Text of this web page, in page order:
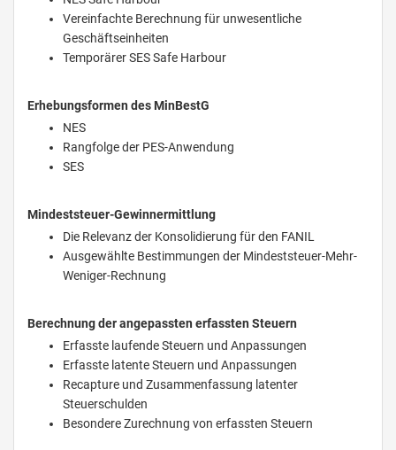
Vereinfachte Berechnung für unwesentliche
Geschäftseinheiten
Temporärer SES Safe Harbour
Erhebungsformen des MinBestG
NES
Rangfolge der PES-Anwendung
SES
Mindeststeuer-Gewinnermittlung
Die Relevanz der Konsolidierung für den FANIL
Ausgewählte Bestimmungen der Mindeststeuer-Mehr-
Weniger-Rechnung
Berechnung der angepassten erfassten Steuern
Erfasste laufende Steuern und Anpassungen
Erfasste latente Steuern und Anpassungen
Recapture und Zusammenfassung latenter
Steuerschulden
Besondere Zurechnung von erfassten Steuern